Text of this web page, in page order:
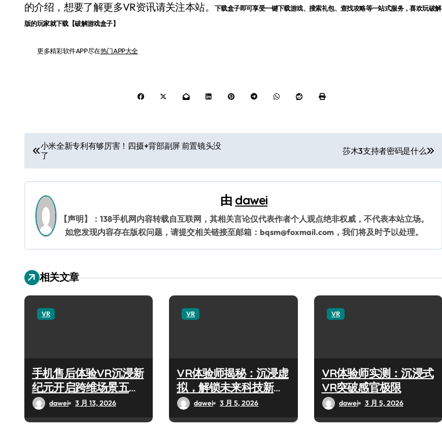
的介绍，想要了解更多VR资讯请关注本站。
下载盒子即可享受一键下载游戏、搜索礼包、查找攻略等一站式服务，喜欢玩破解
版的玩家就下载【破解游戏盒子】
更多精彩软件APP尽在热门APP大全
文
章
导
航
小米全新专利有够厉害！四摄+背部副屏 前置镜头没
了
莎木3支持者密码是什么
由 dawei
【声明】：138手机网内容转载自互联网，其相关言论仅代表作者个人观点绝非权威，不代表本站立场。
如您发现内容存在版权问题，请提交相关链接至邮箱：bqsm@foxmail.com，我们将及时予以处理。
相关文章
VR
手机售后体验VR沉浸新
纪元开启跨维场景五感
狂欢dawei 3 月 13, 2026
VR
VR体验师揭秘：沉浸虚
拟，解锁未来科技新玩
法！dawei 3 月 5, 2026
VR
VR体验师实测：沉浸式
VR突破感官极限
dawei 3 月 5, 2026